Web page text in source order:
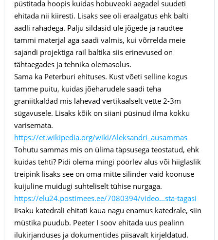
püstitada hoopis kuidas hobuveoki aegadel suudeti
ehitada nii kiiresti. Lisaks see oli eraalgatus ehk balti
aadli rahadega. Palju sildasid üle jõgede ja raudtee
tammi materjal aga saadi valmis, kui võrrelda meie
sajandi projektiga rail baltika siis erinevused on
tähtaegades ja tehnika olemasolus.
Sama ka Peterburi ehituses. Kust võeti selline kogus
tamme puitu, kuidas jõeharudele saadi teha
graniitkaldad mis lähevad vertikaalselt vette 2-3m
sügavusele. Lisaks kõik on siiani püsinud ilma kokku
varisemata.
https://et.wikipedia.org/wiki/Aleksandri_ausammas
Tohutu sammas mis on ülima täpsusega teostatud, ehk
kuidas tehti? Pidi olema mingi pöörlev alus või hiiglaslik
treipink lisaks see on oma mitte silinder vaid koonuse
kuijuline muidugi suhteliselt tühise nurgaga.
https://elu24.postimees.ee/7080394/video...sta-tagasi
Iisaku katedrali ehitati kaua nagu enamus katedrale, siin
müstika puudub. Peeter I soov ehitada uus pealinn
ilukirjanduses ja dokumentides piisavalt kirjeldatud.